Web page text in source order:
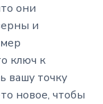
они
и
ключ к
вашу точку
новое, чтобы